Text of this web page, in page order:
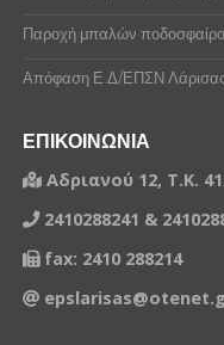
Παροχή μπαλών
Απόφαση Ε.Δ/ΕΠΣΝ Λάρισας
ΕΠΙΚΟΙΝΩΝΙΑ
Αδριανού 12, Τ.Κ.
2410288241 &
fax: 2410 288214